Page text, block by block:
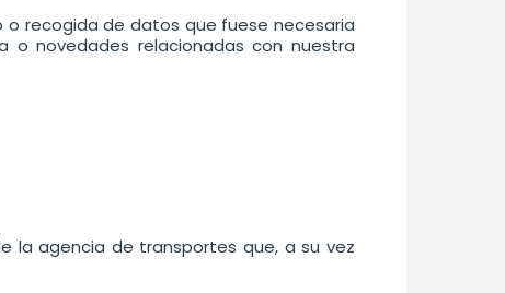
o recogida de datos que fuese necesaria
novedades relacionadas con nuestra
la agencia de transportes que, a su vez